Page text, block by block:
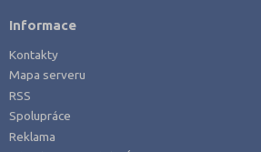
Informace
Kontakty
Mapa serveru
RSS
Spolupráce
Reklama